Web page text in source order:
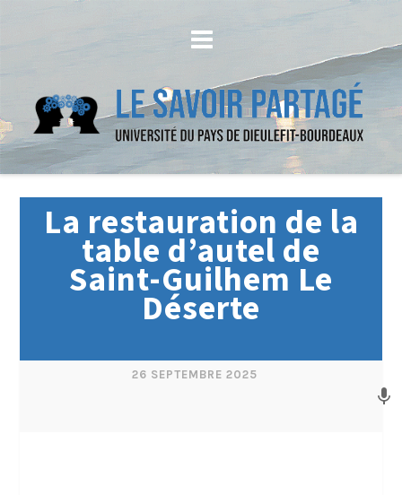
La restauration de la
table d’autel de
Saint-Guilhem Le
Déserte
26 SEPTEMBRE 2025
mic